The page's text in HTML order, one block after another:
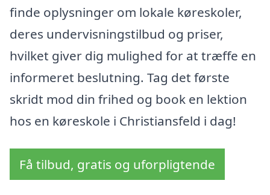
finde oplysninger om lokale køreskoler,
deres undervisningstilbud og priser,
hvilket giver dig mulighed for at træffe en
informeret beslutning. Tag det første
skridt mod din frihed og book en lektion
hos en køreskole i Christiansfeld i dag!
Få tilbud, gratis og uforpligtende